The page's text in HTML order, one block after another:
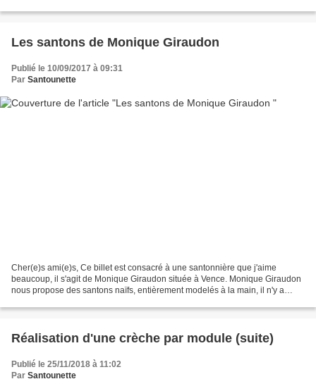
Les santons de Monique Giraudon
Publié le 10/09/2017 à 09:31
Par Santounette
Cher(e)s ami(e)s, Ce billet est consacré à une santonnière que j'aime
beaucoup, il s'agit de Monique Giraudon située à Vence. Monique Giraudon
nous propose des santons naïfs, entièrement modelés à la main, il n'y a
Réalisation d'une crèche par module (suite)
Publié le 25/11/2018 à 11:02
Par Santounette